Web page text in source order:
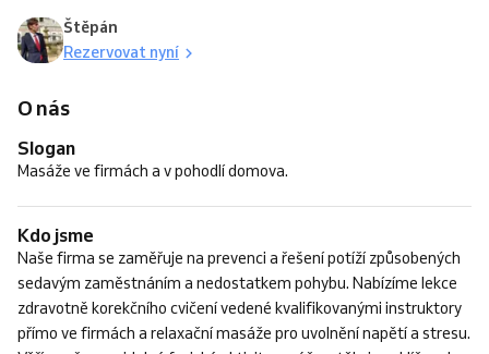
Štěpán
Rezervovat nyní
O nás
Slogan
Masáže ve firmách a v pohodlí domova.
Kdo jsme
Naše firma se zaměřuje na prevenci a řešení potíží způsobených
sedavým zaměstnáním a nedostatkem pohybu. Nabízíme lekce
zdravotně korekčního cvičení vedené kvalifikovanými instruktory
přímo ve firmách a relaxační masáže pro uvolnění napětí a stresu.